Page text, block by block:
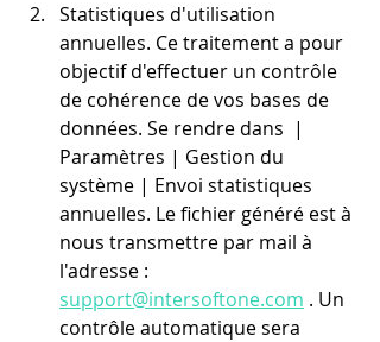
Statistiques d'utilisation
annuelles. Ce traitement a pour
objectif d'effectuer un contrôle
de cohérence de vos bases de
données. Se rendre dans  |
Paramètres | Gestion du
système | Envoi statistiques
annuelles. Le fichier généré est à
nous transmettre par mail à
l'adresse :
support@intersoftone.com . Un
contrôle automatique sera